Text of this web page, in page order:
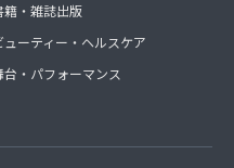
籍・雑誌出版
ューティー・ヘルスケア
台・パフォーマンス